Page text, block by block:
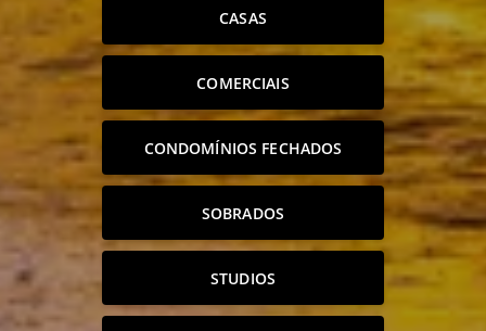
CASAS
COMERCIAIS
CONDOMÍNIOS FECHADOS
SOBRADOS
STUDIOS